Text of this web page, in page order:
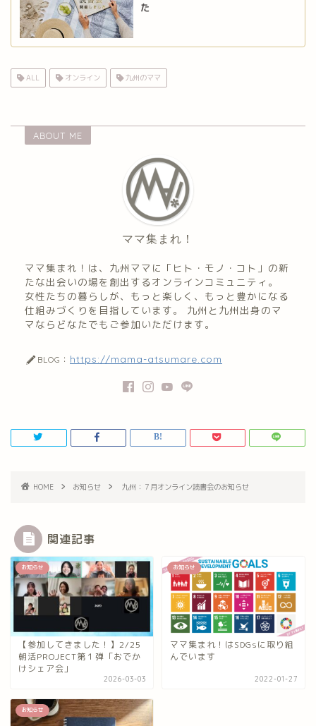
た
ALL オンライン 九州のママ
ABOUT ME
ママ集まれ！
ママ集まれ！は、九州ママに「ヒト・モノ・コト」の新
たな出会いの場を創出するオンラインコミュニティ。
女性たちの暮らしが、もっと楽しく、もっと豊かになる
仕組みづくりを目指しています。 九州と九州出身のマ
マならどなたでもご参加いただけます。
BLOG： https://mama-atsumare.com
HOME お知らせ 九州：７月オンライン読書会のお知らせ
関連記事
お知らせ
【参加してきました！】2/25
朝活PROJECT第１弾「おでか
けシェア会」
2026-03-03
お知らせ
ママ集まれ！はSDGsに取り組
んでいます
2022-01-27
お知らせ